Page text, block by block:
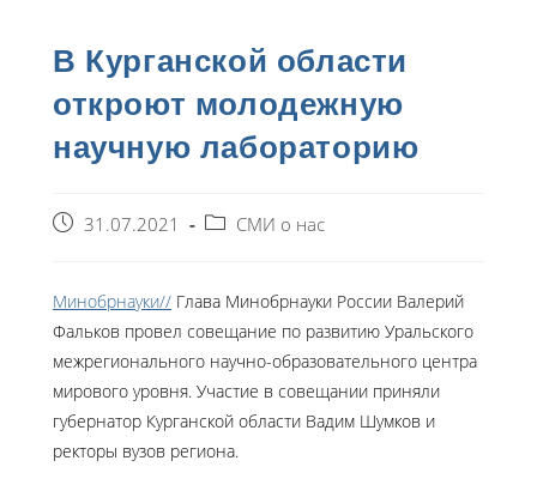
В Курганской области
откроют молодежную
научную лабораторию
31.07.2021 СМИ о нас
Минобрнауки// Глава Минобрнауки России Валерий
Фальков провел совещание по развитию Уральского
межрегионального научно-образовательного центра
мирового уровня. Участие в совещании приняли
губернатор Курганской области Вадим Шумков и
ректоры вузов региона.